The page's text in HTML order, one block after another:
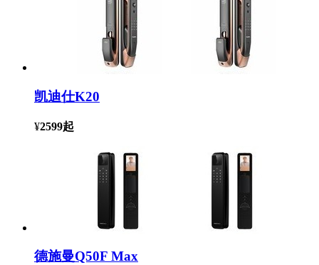
凯迪仕K20
¥2599起
德施曼Q50F Max